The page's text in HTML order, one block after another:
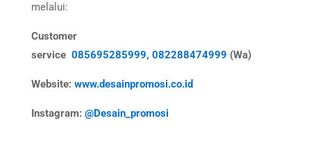
melalui:
Customer
service 085695285999, 082288474999 (Wa)
Website: www.desainpromosi.co.id
Instagram: @Desain_promosi